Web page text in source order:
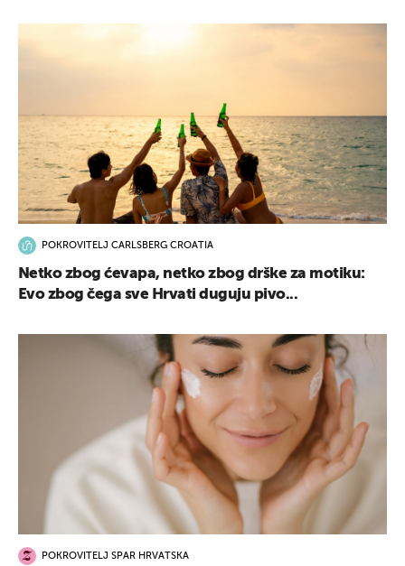
POKROVITELJ CARLSBERG CROATIA
Netko zbog ćevapa, netko zbog drške za motiku:
Evo zbog čega sve Hrvati duguju pivo...
POKROVITELJ SPAR HRVATSKA